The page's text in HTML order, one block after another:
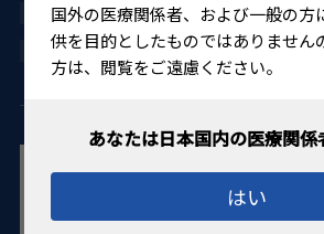
国外の医療関係者、および一般の方
供を目的としたものではありません
方は、閲覧をご遠慮ください。
はい
20500BZY00512000
4560155482701